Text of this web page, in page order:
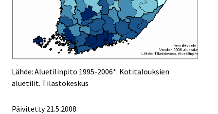
Lähde: Aluetilinpito 1995-2006*. Kotitalouksien
aluetilit. Tilastokeskus
Päivitetty21.5.2008